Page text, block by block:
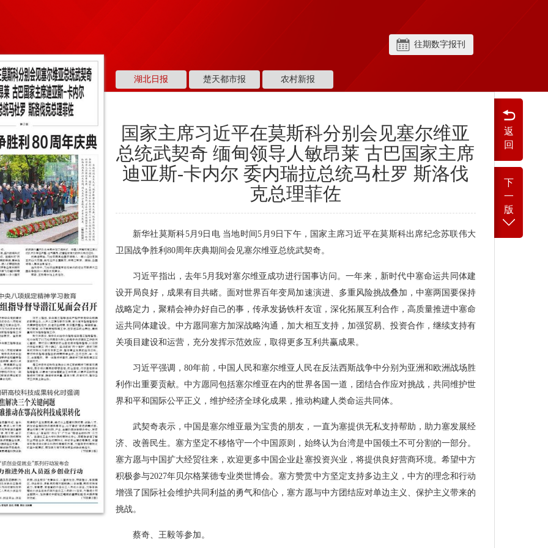
往期数字报刊
返
回
下
一
版
湖北日报 楚天都市报 农村新报
国家主席习近平在莫斯科分别会见塞尔维亚
总统武契奇 缅甸领导人敏昂莱 古巴国家主席
迪亚斯-卡内尔 委内瑞拉总统马杜罗 斯洛伐
克总理菲佐
新华社莫斯科5月9日电 当地时间5月9日下午，国家主席习近平在莫斯科出席纪念苏联伟大
卫国战争胜利80周年庆典期间会见塞尔维亚总统武契奇。
习近平指出，去年5月我对塞尔维亚成功进行国事访问。一年来，新时代中塞命运共同体建
设开局良好，成果有目共睹。面对世界百年变局加速演进、多重风险挑战叠加，中塞两国要保持
战略定力，聚精会神办好自己的事，传承发扬铁杆友谊，深化拓展互利合作，高质量推进中塞命
运共同体建设。中方愿同塞方加深战略沟通，加大相互支持，加强贸易、投资合作，继续支持有
关项目建设和运营，充分发挥示范效应，取得更多互利共赢成果。
习近平强调，80年前，中国人民和塞尔维亚人民在反法西斯战争中分别为亚洲和欧洲战场胜
利作出重要贡献。中方愿同包括塞尔维亚在内的世界各国一道，团结合作应对挑战，共同维护世
界和平和国际公平正义，维护经济全球化成果，推动构建人类命运共同体。
武契奇表示，中国是塞尔维亚最为宝贵的朋友，一直为塞提供无私支持帮助，助力塞发展经
济、改善民生。塞方坚定不移恪守一个中国原则，始终认为台湾是中国领土不可分割的一部分。
塞方愿与中国扩大经贸往来，欢迎更多中国企业赴塞投资兴业，将提供良好营商环境。希望中方
积极参与2027年贝尔格莱德专业类世博会。塞方赞赏中方坚定支持多边主义，中方的理念和行动
增强了国际社会维护共同利益的勇气和信心，塞方愿与中方团结应对单边主义、保护主义带来的
挑战。
蔡奇、王毅等参加。